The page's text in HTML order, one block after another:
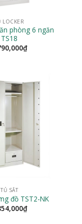
LOCKER
phòng 6 ngăn
TS18
₫
TỦ SẮT
đồ TST2-NK
₫